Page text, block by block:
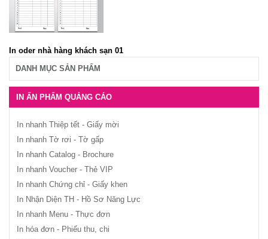
In oder nhà hàng khách sạn 01
DANH MỤC SẢN PHẨM
IN ẤN PHẨM QUẢNG CÁO
In nhanh Thiệp tết - Giấy mời
In nhanh Tờ rơi - Tờ gấp
In nhanh Catalog - Brochure
In nhanh Voucher - Thẻ VIP
In nhanh Chứng chỉ - Giấy khen
In Nhận Diện TH - Hồ Sơ Năng Lực
In nhanh Menu - Thực đơn
In hóa đơn - Phiếu thu, chi